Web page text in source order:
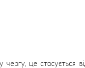
це стосується